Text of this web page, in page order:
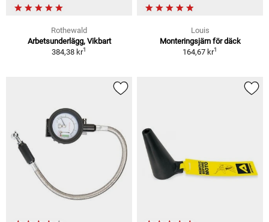
Rothewald
Arbetsunderlägg, Vikbart
384,38 kr1
Louis
Monteringsjärn för däck
164,67 kr1